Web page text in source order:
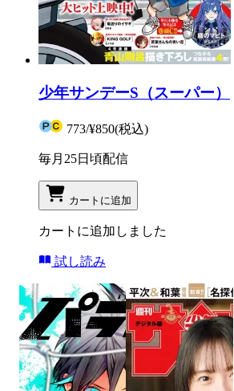
少年サンデーS（スーパー）
773/¥850(税込)
毎月25日頃配信
カートに追加
カートに追加しました
試し読み